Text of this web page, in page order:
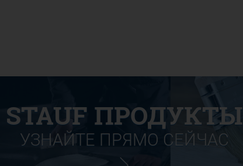
STAUF ПРОДУКТЫ
УЗНАЙТЕ ПРЯМО СЕЙЧАС